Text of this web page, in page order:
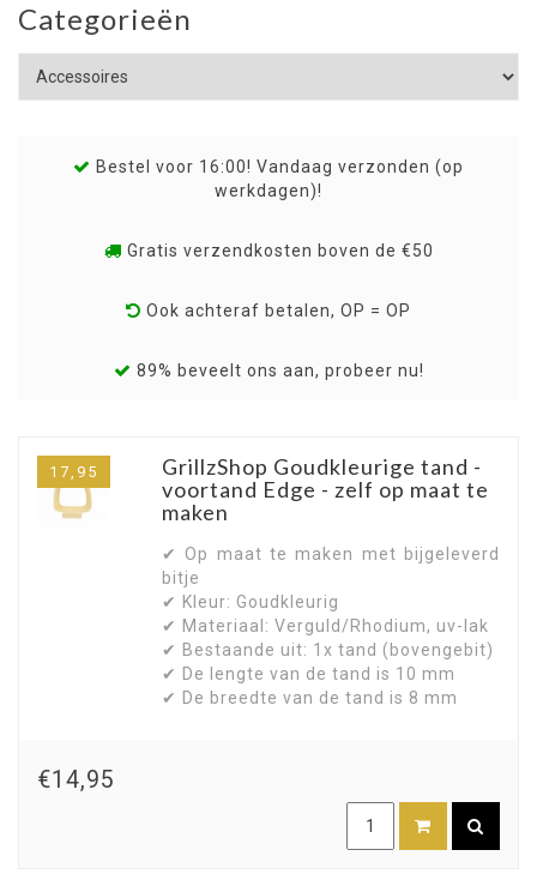
Categorieën
Bestel voor 16:00! Vandaag verzonden (op
werkdagen)!
Gratis verzendkosten boven de €50
Ook achteraf betalen, OP = OP
89% beveelt ons aan, probeer nu!
17,95
GrillzShop Goudkleurige tand -
voortand Edge - zelf op maat te
maken
✔ Op maat te maken met bijgeleverd
bitje
✔ Kleur: Goudkleurig
✔ Materiaal: Verguld/Rhodium, uv-lak
✔ Bestaande uit: 1x tand (bovengebit)
✔ De lengte van de tand is 10 mm
✔ De breedte van de tand is 8 mm
€14,95